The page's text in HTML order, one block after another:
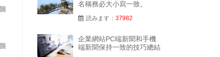
名稱務必大小寫一致。
読みます： 37982
企業網站PC端新聞和手機
端新聞保持一致的技巧總結